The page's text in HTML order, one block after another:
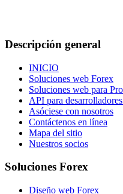
Descripción general
INICIO
Soluciones web Forex
Soluciones web para
API para
Asóciese con nosotros
Contáctenos en línea
Mapa del sitio
Nuestros socios
Soluciones Forex
Diseño web Forex